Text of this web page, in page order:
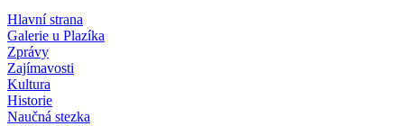
Hlavní strana
Galerie u Plazíka
Zprávy
Zajímavosti
Kultura
Historie
Naučná stezka